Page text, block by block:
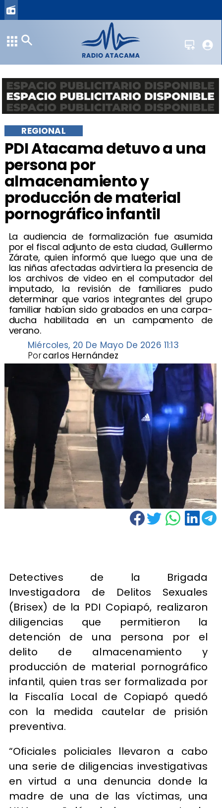
​PDI Atacama detuvo a una
persona por
almacenamiento y
producción de material
pornográfico infantil
​La audiencia de formalización fue asumida
por el fiscal adjunto de esta ciudad, Guillermo
Zárate, quien informó que luego que una de
las niñas afectadas advirtiera la presencia de
los archivos de video en el computador del
imputado, la revisión de familiares pudo
determinar que varios integrantes del grupo
familiar habían sido grabados en una carpa-
ducha habilitada en un campamento de
verano.
REGIONAL
Miércoles, 20 De Mayo De 2026 11:13
carlos Hernández
Por
Detectives de la Brigada
Investigadora de Delitos Sexuales
(Brisex) de la PDI Copiapó, realizaron
diligencias que permitieron la
detención de una persona por el
delito de almacenamiento y
producción de material pornográfico
infantil, quien tras ser formalizada por
la Fiscalía Local de Copiapó quedó
con la medida cautelar de prisión
preventiva.
“Oficiales policiales llevaron a cabo
una serie de diligencias investigativas
en virtud a una denuncia donde la
madre de una de las víctimas, una